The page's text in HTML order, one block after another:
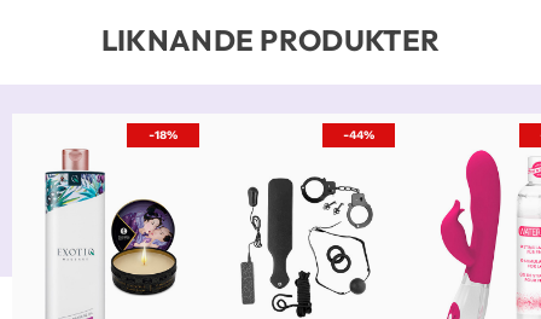
LIKNANDE PRODUKTER
-18% -44%